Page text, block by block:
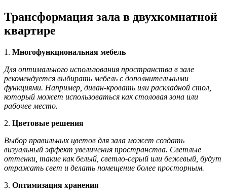
Трансформация зала в двухкомнатной
квартире
1. Многофункциональная мебель
Для оптимального использования пространства в зале
рекомендуется выбирать мебель с дополнительными
функциями. Например, диван-кровать или раскладной стол,
который может использоваться как столовая зона или
рабочее место.
2. Цветовые решения
Выбор правильных цветов для зала может создать
визуальный эффект увеличения пространства. Светлые
оттенки, такие как белый, светло-серый или бежевый, будут
отражать свет и делать помещение более просторным.
3. Оптимизация хранения